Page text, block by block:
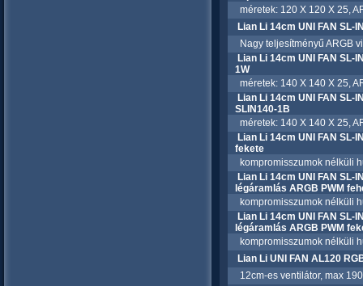
méretek: 120 X 120 X 25,
Lian Li 14cm UNI FAN SL-
Nagy teljesítményű ARGB
Lian Li 14cm UNI FAN SL-
1W
méretek: 140 X 140 X 25,
Lian Li 14cm UNI FAN SL-
SLIN140-1B
méretek: 140 X 140 X 25,
Lian Li 14cm UNI FAN SL-
fekete
kompromisszumok nélküli
Lian Li 14cm UNI FAN
légáramlás ARGB PWM
kompromisszumok nélküli
Lian Li 14cm UNI FAN
légáramlás ARGB PWM
kompromisszumok nélküli
Lian Li UNI FAN AL120
12cm-es ventilátor, max